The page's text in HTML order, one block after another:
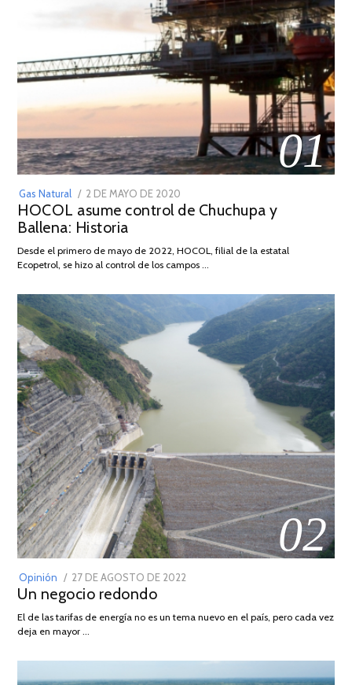
01
Gas Natural
POSTED
ON
2 DE MAYO DE 2020
DE
2026
HOCOL asume control de Chuchupa y
Ballena: Historia
Desde el primero de mayo de 2022, HOCOL, filial de la estatal
Ecopetrol, se hizo al control de los campos …
02
Opinión
POSTED
ON
27 DE AGOSTO DE 2022
DE
Un negocio redondo
El de las tarifas de energía no es un tema nuevo en el país, pero cada vez
deja en mayor …